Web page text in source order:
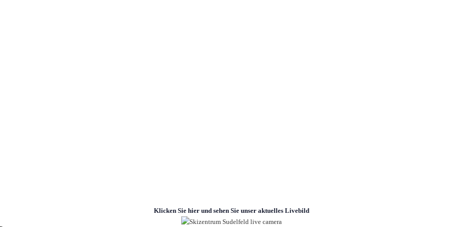
Klicken Sie hier und sehen Sie unser aktuelles Livebild